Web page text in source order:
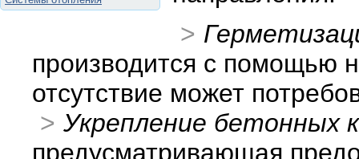
производится с помощью
отсутствие может
Укрепление бетонных
предусматривающая